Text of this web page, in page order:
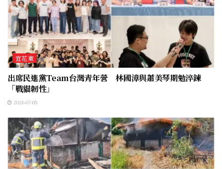
宜花東
出席民進黨Team台灣青年營 林國漳與蕭美琴期勉淬鍊
「戰貓韌性」
2026-07-05